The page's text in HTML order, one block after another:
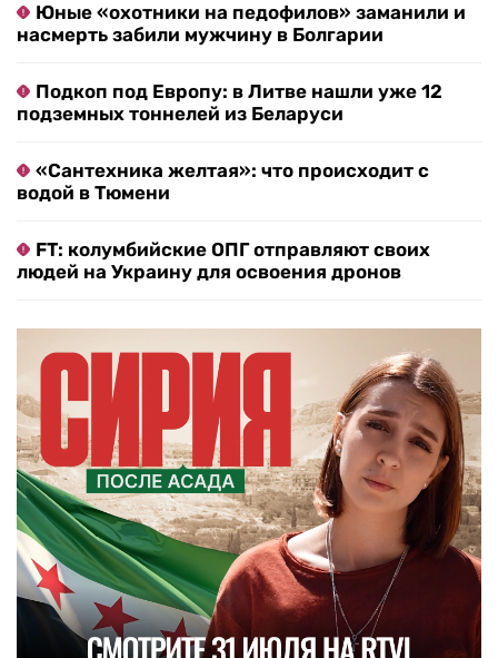
Юные «охотники на педофилов» заманили и
насмерть забили мужчину в Болгарии
Подкоп под Европу: в Литве нашли уже 12
подземных тоннелей из Беларуси
«Сантехника желтая»: что происходит с
водой в Тюмени
FT: колумбийские ОПГ отправляют своих
людей на Украину для освоения дронов